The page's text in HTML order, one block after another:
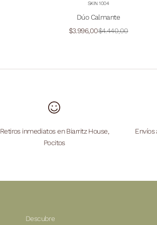
SKIN 1004
Dúo Calmante
Precio de oferta
$3.996,00Precio normal
$4.440,00
Retiros inmediatos en Biarritz House,
Pocitos
Envíos
Descubre